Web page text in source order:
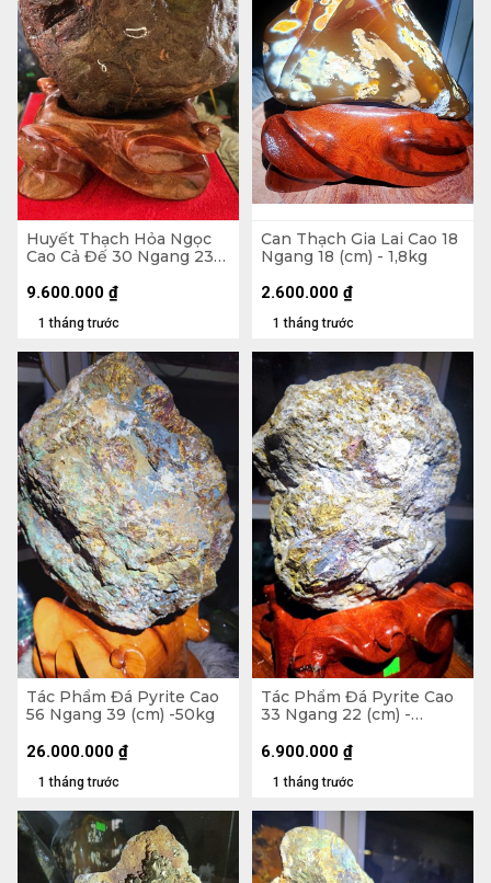
Huyết Thạch Hỏa Ngọc
Cao Cả Đế 30 Ngang 23
6,4kg
1 tháng trước
9.600.000 ₫
Can Thạch Gia Lai Cao 18
Ngang 18 (cm) - 1,8kg
1 tháng trước
2.600.000 ₫
Tác Phẩm Đá Pyrite Cao
56 Ngang 39 (cm) -50kg
1 tháng trước
26.000.000 ₫
Tác Phẩm Đá Pyrite Cao
33 Ngang 22 (cm) -
1 tháng trước
6.900.000 ₫